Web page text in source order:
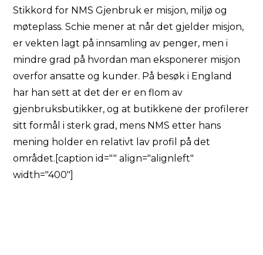
Stikkord for NMS Gjenbruk er misjon, miljø og
møteplass. Schie mener at når det gjelder misjon,
er vekten lagt på innsamling av penger, men i
mindre grad på hvordan man eksponerer misjon
overfor ansatte og kunder. På besøk i England
har han sett at det der er en flom av
gjenbruksbutikker, og at butikkene der profilerer
sitt formål i sterk grad, mens NMS etter hans
mening holder en relativt lav profil på det
området.[caption id="" align="alignleft"
width="400"]